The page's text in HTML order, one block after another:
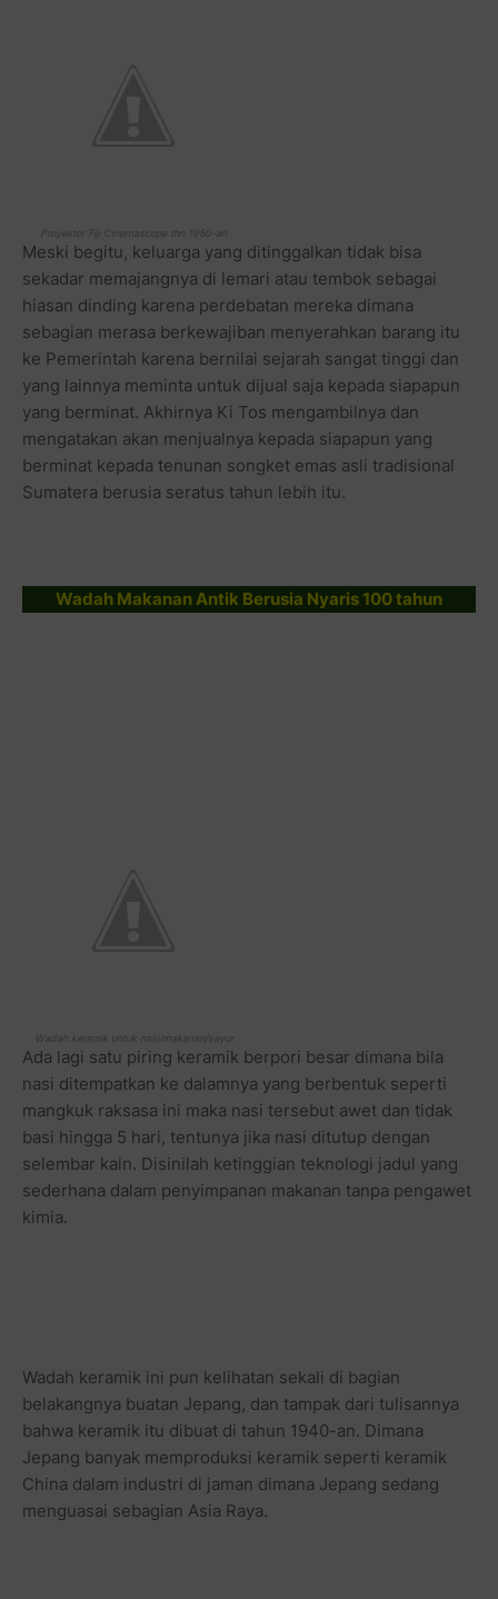
Proyektor Fiji Cinemascope thn 1950-an
Meski begitu, keluarga yang ditinggalkan tidak bisa
sekadar memajangnya di lemari atau tembok sebagai
hiasan dinding karena perdebatan mereka dimana
sebagian merasa berkewajiban menyerahkan barang itu
ke Pemerintah karena bernilai sejarah sangat tinggi dan
yang lainnya meminta untuk dijual saja kepada siapapun
yang berminat. Akhirnya Ki Tos mengambilnya dan
mengatakan akan menjualnya kepada siapapun yang
berminat kepada tenunan songket emas asli tradisional
Sumatera berusia seratus tahun lebih itu.
Wadah Makanan Antik Berusia Nyaris 100 tahun
Wadah keramik untuk nasi/makanan/sayur
Ada lagi satu piring keramik berpori besar dimana bila
nasi ditempatkan ke dalamnya yang berbentuk seperti
mangkuk raksasa ini maka nasi tersebut awet dan tidak
basi hingga 5 hari, tentunya jika nasi ditutup dengan
selembar kain. Disinilah ketinggian teknologi jadul yang
sederhana dalam penyimpanan makanan tanpa pengawet
kimia.
Wadah keramik ini pun kelihatan sekali di bagian
belakangnya buatan Jepang, dan tampak dari tulisannya
bahwa keramik itu dibuat di tahun 1940-an. Dimana
Jepang banyak memproduksi keramik seperti keramik
China dalam industri di jaman dimana Jepang sedang
menguasai sebagian Asia Raya.